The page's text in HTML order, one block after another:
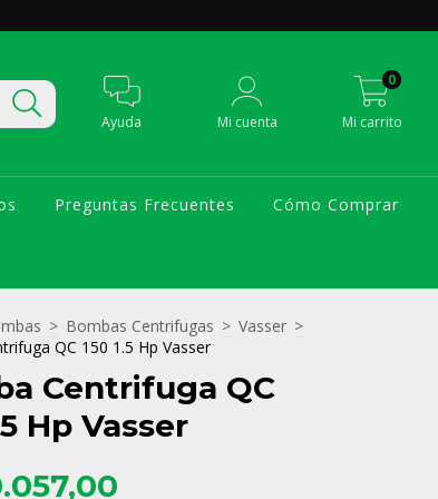
Ayuda Mi cuenta Mi carrito
0
Preguntas Frecuentes Cómo Comprar
> Bombas Centrifugas > Vasser >
QC 150 1.5 Hp Vasser
Centrifuga QC
Hp Vasser